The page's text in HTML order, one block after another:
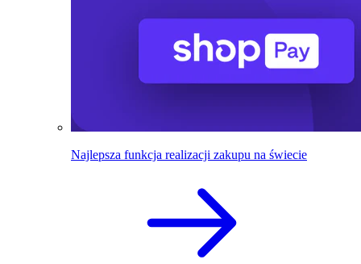
Najlepsza funkcja realizacji zakupu na świecie